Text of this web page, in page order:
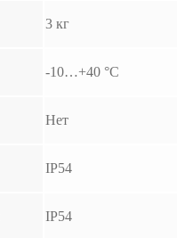
3 кг
-10…+40 °С
Нет
IP54
IP54